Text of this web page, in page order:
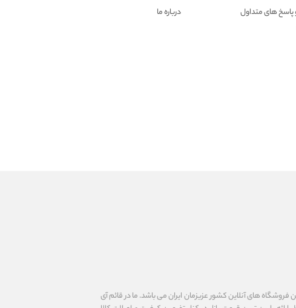
های متداول
درباره ما
های آنلاین کشور عزیزمان ایران می باشد. ما در قائم آی